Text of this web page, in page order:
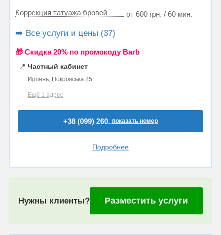
Коррекция татуажа бровей от 600 грн. / 60 мин.
➡️ Все услуги и цены (37)
🎁 Cкидка 20% по промокоду Barb
📍 Частный кабинет
Ирпень, Покровська 25
Ещё 1 адрес
+38 (099) 260..показать номер
Подробнее
Нужны клиенты? Разместить услуги